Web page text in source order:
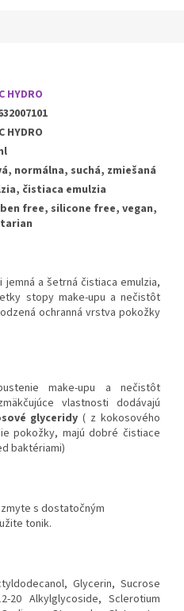
HYDRO
HYDRO
normálna, suchá, zmiešaná
čistiaca emulzia
free, silicone free, vegan,
jemná a šetrná čistiaca emulzia,
stopy make-upu a nečistôt
ochranná vrstva pokožky
make-upu a nečistôt
vlastnosti dodávajú
glyceridy( z kokosového
pokožky, majú dobré čistiace
baktériami)
s dostatočným
tonik.
Glycerin, Sucrose
20 Alkylglycoside, Sclerotium